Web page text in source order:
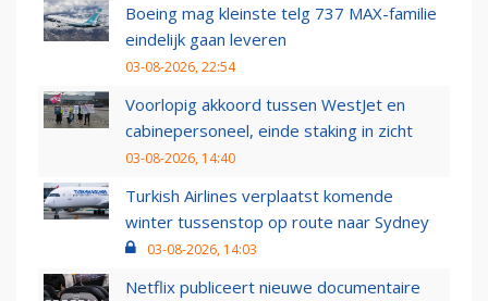
Boeing mag kleinste telg 737 MAX-familie
eindelijk gaan leveren
03-08-2026, 22:54
Voorlopig akkoord tussen WestJet en
cabinepersoneel, einde staking in zicht
03-08-2026, 14:40
Turkish Airlines verplaatst komende
winter tussenstop op route naar Sydney
03-08-2026, 14:03
Netflix publiceert nieuwe documentaire